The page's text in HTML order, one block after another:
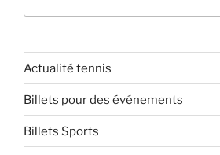
Actualité tennis
Billets pour des événements
Billets Sports